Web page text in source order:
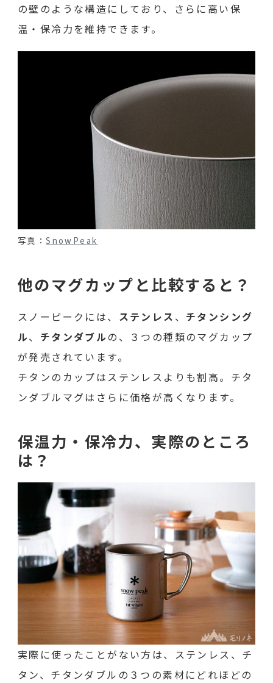
の壁のような構造にしており、さらに高い保
温・保冷力を維持できます。
写真：SnowPeak
他のマグカップと比較すると？
スノーピークには、 ステンレス 、 チタンシング
ル、 チタンダブルの、３つの種類のマグカップ
が発売されています。
チタンのカップはステンレスよりも割高。チタ
ンダブルマグはさらに価格が高くなります。
保温力・保冷力、実際のところ
は？
実際に使ったことがない方は、ステンレス、チ
タン、チタンダブルの３つの素材にどれほどの